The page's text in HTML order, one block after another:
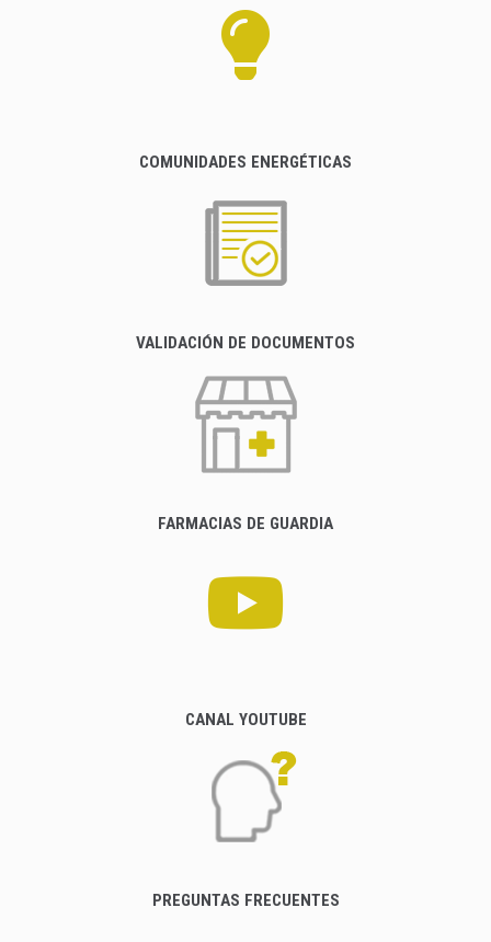
COMUNIDADES ENERGÉTICAS
VALIDACIÓN DE DOCUMENTOS
FARMACIAS DE GUARDIA
CANAL YOUTUBE
PREGUNTAS FRECUENTES